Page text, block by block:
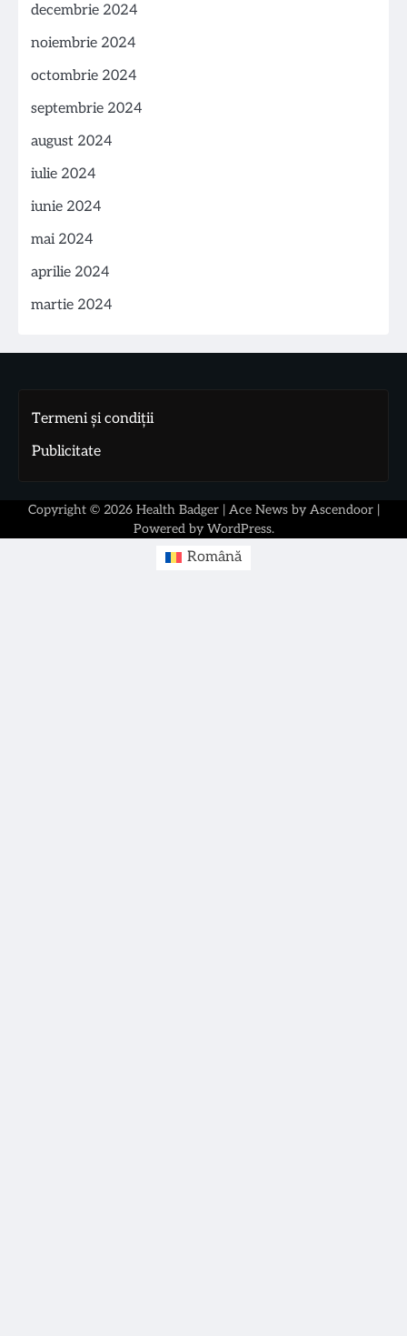
decembrie 2024
noiembrie 2024
octombrie 2024
septembrie 2024
august 2024
iulie 2024
iunie 2024
mai 2024
aprilie 2024
martie 2024
Termeni și condiții
Publicitate
Copyright © 2026 Health Badger| Ace News by Ascendoor|
Powered by WordPress.
Română